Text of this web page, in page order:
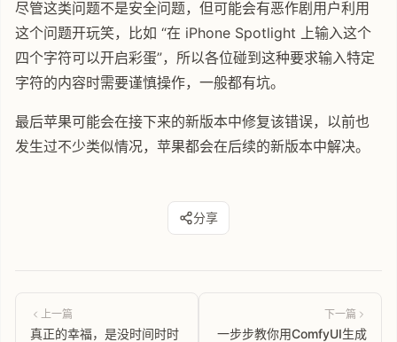
尽管这类问题不是安全问题，但可能会有恶作剧用户利用
这个问题开玩笑，比如 “在 iPhone Spotlight 上输入这个
四个字符可以开启彩蛋”，所以各位碰到这种要求输入特定
字符的内容时需要谨慎操作，一般都有坑。
最后苹果可能会在接下来的新版本中修复该错误，以前也
发生过不少类似情况，苹果都会在后续的新版本中解决。
分享
上一篇
真正的幸福，是没时间时时
下一篇
一步步教你用ComfyUI生成